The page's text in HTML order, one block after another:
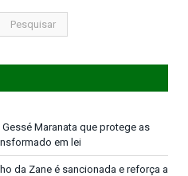
Maranata que protege as
em lei
da Zane é sancionada e reforça a